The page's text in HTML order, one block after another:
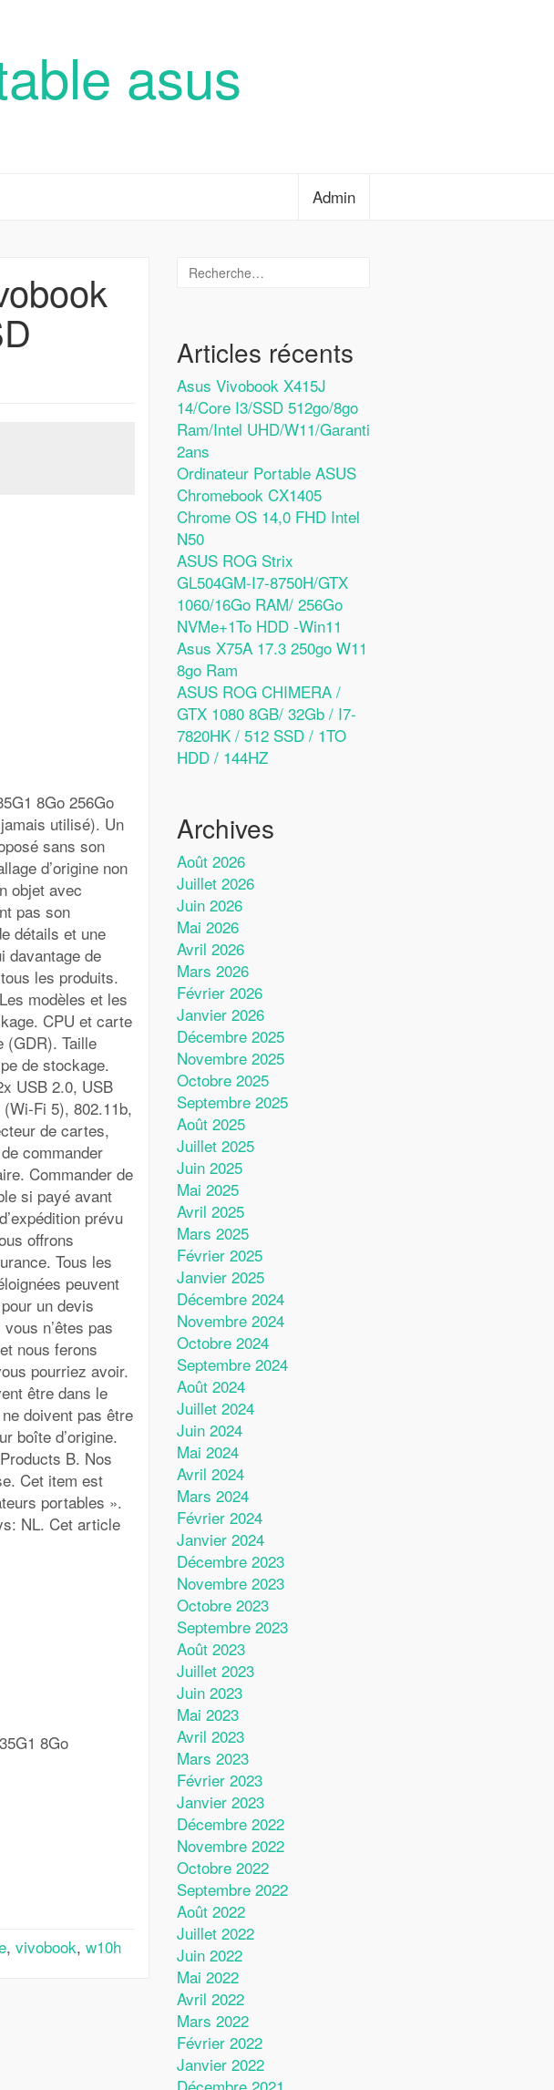
asus
Admin
8Go 256Go
utilisé). Un
sans son
d’origine non
objet avec
pas son
détails et une
davantage de
les produits.
modèles et les
CPU et carte
(GDR). Taille
de stockage.
USB 2.0, USB
Fi 5), 802.11b,
de cartes,
commander
Commander de
si payé avant
prévu
offrons
Tous les
peuvent
un devis
n’êtes pas
nous ferons
pourriez avoir.
être dans le
doivent pas être
boîte d’origine.
B. Nos
Cet item est
portables ».
NL. Cet article
8Go
, vivobook, w10h
Articles récents
Asus Vivobook X415J
14/Core I3/SSD 512go/8go
Ram/Intel UHD/W11/Garanti
2ans
Ordinateur Portable ASUS
Chromebook CX1405
Chrome OS 14,0 FHD Intel
N50
ASUS ROG Strix
GL504GM-I7-8750H/GTX
1060/16Go RAM/ 256Go
NVMe+1To HDD -Win11
Asus X75A 17.3 250go W11
8go Ram
ASUS ROG CHIMERA /
GTX 1080 8GB/ 32Gb / I7-
7820HK / 512 SSD / 1TO
HDD / 144HZ
Archives
Août 2026
Juillet 2026
Juin 2026
Mai 2026
Avril 2026
Mars 2026
Février 2026
Janvier 2026
Décembre 2025
Novembre 2025
Octobre 2025
Septembre 2025
Août 2025
Juillet 2025
Juin 2025
Mai 2025
Avril 2025
Mars 2025
Février 2025
Janvier 2025
Décembre 2024
Novembre 2024
Octobre 2024
Septembre 2024
Août 2024
Juillet 2024
Juin 2024
Mai 2024
Avril 2024
Mars 2024
Février 2024
Janvier 2024
Décembre 2023
Novembre 2023
Octobre 2023
Septembre 2023
Août 2023
Juillet 2023
Juin 2023
Mai 2023
Avril 2023
Mars 2023
Février 2023
Janvier 2023
Décembre 2022
Novembre 2022
Octobre 2022
Septembre 2022
Août 2022
Juillet 2022
Juin 2022
Mai 2022
Avril 2022
Mars 2022
Février 2022
Janvier 2022